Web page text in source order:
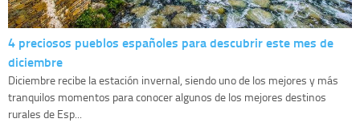
4 preciosos pueblos españoles para descubrir este mes de
diciembre
Diciembre recibe la estación invernal, siendo uno de los mejores y más
tranquilos momentos para conocer algunos de los mejores destinos
rurales de Esp...